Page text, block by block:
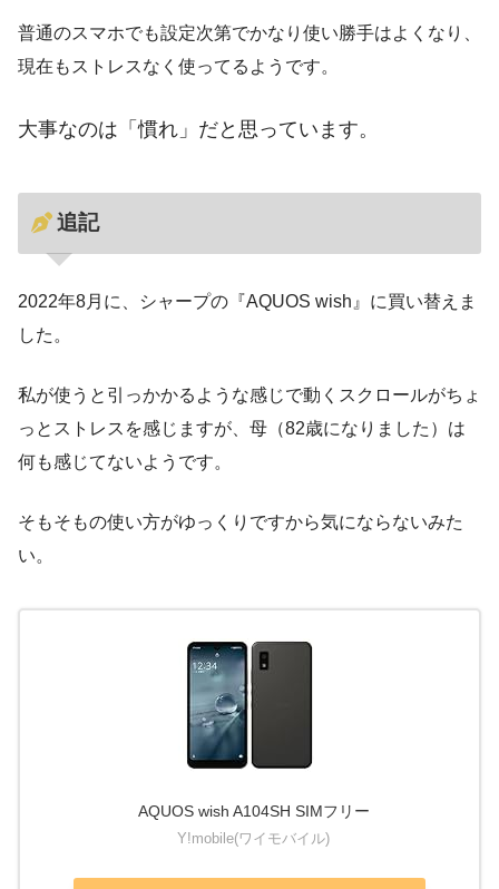
普通のスマホでも設定次第でかなり使い勝手はよくなり、
現在もストレスなく使ってるようです。
大事なのは「慣れ」だと思っています。
追記
2022年8月に、シャープの『AQUOS wish』に買い替えま
した。
私が使うと引っかかるような感じで動くスクロールがちょ
っとストレスを感じますが、母（82歳になりました）は
何も感じてないようです。
そもそもの使い方がゆっくりですから気にならないみた
い。
AQUOS wish A104SH SIMフリー
Y!mobile(ワイモバイル)